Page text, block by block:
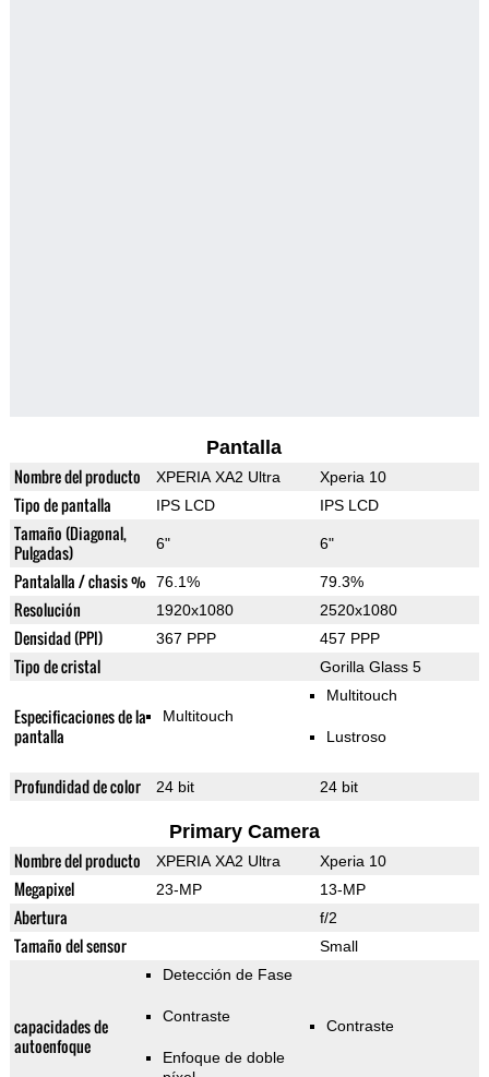
Pantalla
Nombre del producto XPERIA XA2 Ultra Xperia 10
Tipo de pantalla IPS LCD IPS LCD
Tamaño (Diagonal,
Pulgadas)
6" 6"
Pantalalla / chasis % 76.1% 79.3%
Resolución 1920x1080 2520x1080
Densidad (PPI) 367 PPP 457 PPP
Tipo de cristal Gorilla Glass 5
Especificaciones de la
pantalla
Multitouch
Multitouch
Lustroso
Profundidad de color 24 bit 24 bit
Primary Camera
Nombre del producto XPERIA XA2 Ultra Xperia 10
Megapixel 23-MP 13-MP
Abertura f/2
Tamaño del sensor Small
capacidades de
autoenfoque
Detección de Fase
Contraste
Enfoque de doble
Contraste